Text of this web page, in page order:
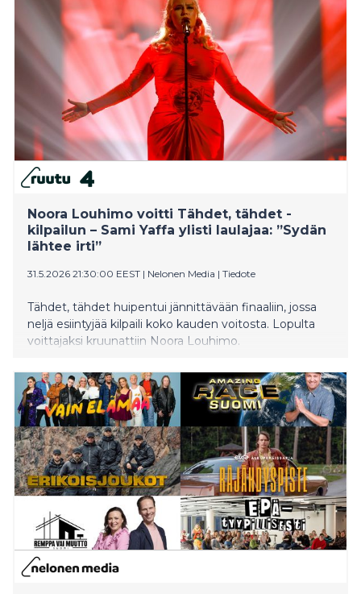
kentiltä ja maailman suurimmilta areenoilta.
Noora Louhimo voitti Tähdet, tähdet -
kilpailun – Sami Yaffa ylisti laulajaa: ”Sydän
lähtee irti”
31.5.2026 21:30:00 EEST | Nelonen Media | Tiedote
Tähdet, tähdet huipentui jännittävään finaaliin, jossa
neljä esiintyjää kilpaili koko kauden voitosta. Lopulta
voittajaksi kruunattiin Noora Louhimo.